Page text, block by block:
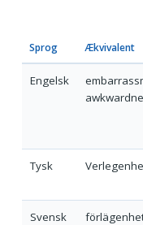
Sprog Ækvivalent
Engelsk
Tysk
Svensk